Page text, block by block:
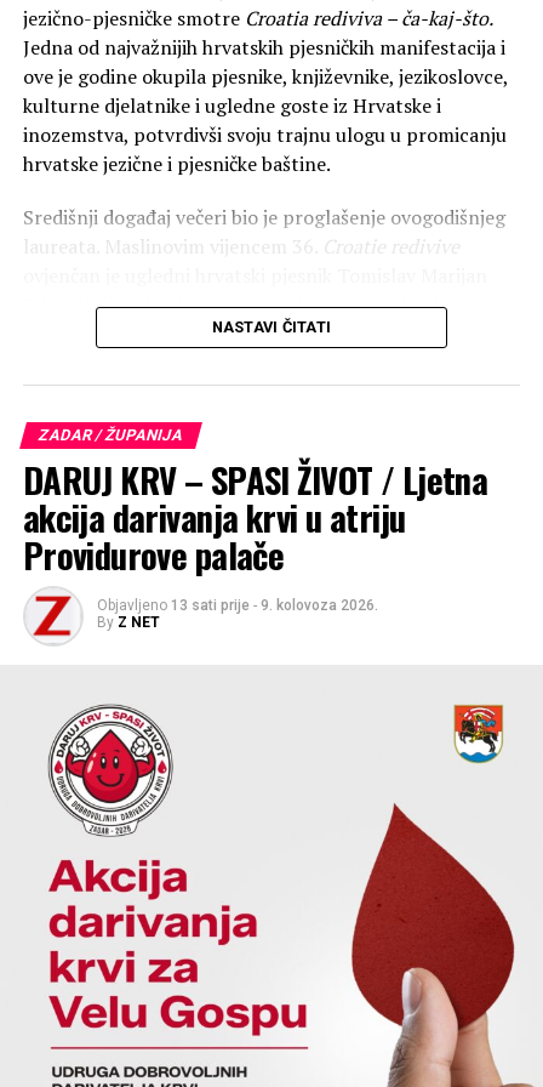
Ulaznice za koncert grupe Naked dostupne su u prodaji
online ili na info pultu Providurove palače danas, 20. 6.
od 18 do 20 sati.
Rate this item: Submit Rating
No votes yet.
POVEZANE TEME : FEATURED KONCERTI
Zgrablić. Pogledajte GALERIJU…
NE PROPUSTITE
Hrvatskog P.E.N. Centra
jezično-pjesničke smotre Croatia rediviva – ča-kaj-što.
Jedna od najvažnijih hrvatskih pjesničkih manifestacija i
ove je godine okupila pjesnike, književnike, jezikoslovce,
kulturne djelatnike i ugledne goste iz Hrvatske i
inozemstva, potvrdivši svoju trajnu ulogu u promicanju
hrvatske jezične i pjesničke baštine.
Središnji događaj večeri bio je proglašenje ovogodišnjeg
laureata. Maslinovim vijencem 36.
Croatie redivive
Bilosnić, čime je njegovo ime upisano među istaknute
hrvatske književnike koji su tijekom proteklih desetljeća
NASTAVI ČITATI
ZADAR / ŽUPANIJA
DARUJ KRV – SPASI ŽIVOT / Ljetna
akcija darivanja krvi u atriju
Providurove palače
Objavljeno 13 sati prije - 9. kolovoza 2026.
By Z NET